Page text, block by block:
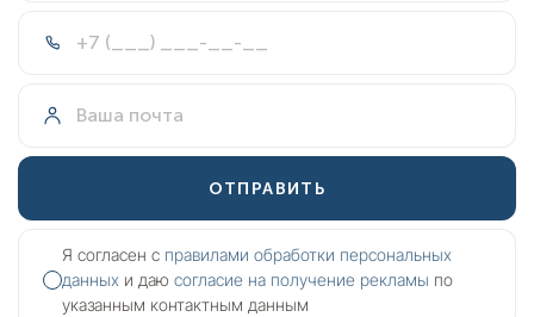
ОТПРАВИТЬ
Я согласен с правилами обработки персональных
данных и даю согласие на получение рекламы по
указанным контактным данным